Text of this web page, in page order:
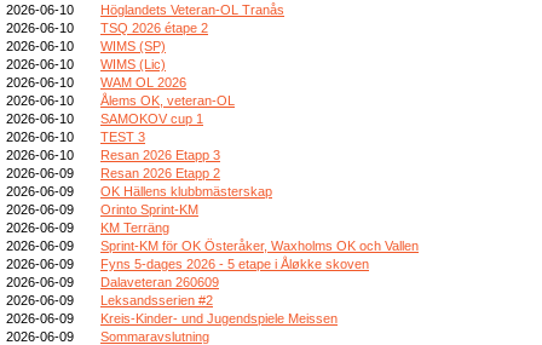
2026-06-10
Höglandets Veteran-OL Tranås
2026-06-10
TSQ 2026 étape 2
2026-06-10
WIMS (SP)
2026-06-10
WIMS (Lic)
2026-06-10
WAM OL 2026
2026-06-10
Ålems OK, veteran-OL
2026-06-10
SAMOKOV cup 1
2026-06-10
TEST 3
2026-06-10
Resan 2026 Etapp 3
2026-06-09
Resan 2026 Etapp 2
2026-06-09
OK Hällens klubbmästerskap
2026-06-09
Orinto Sprint-KM
2026-06-09
KM Terräng
2026-06-09
Sprint-KM för OK Österåker, Waxholms OK och Vallen
2026-06-09
Fyns 5-dages 2026 - 5 etape i Åløkke skoven
2026-06-09
Dalaveteran 260609
2026-06-09
Leksandsserien #2
2026-06-09
Kreis-Kinder- und Jugendspiele Meissen
2026-06-09
Sommaravslutning